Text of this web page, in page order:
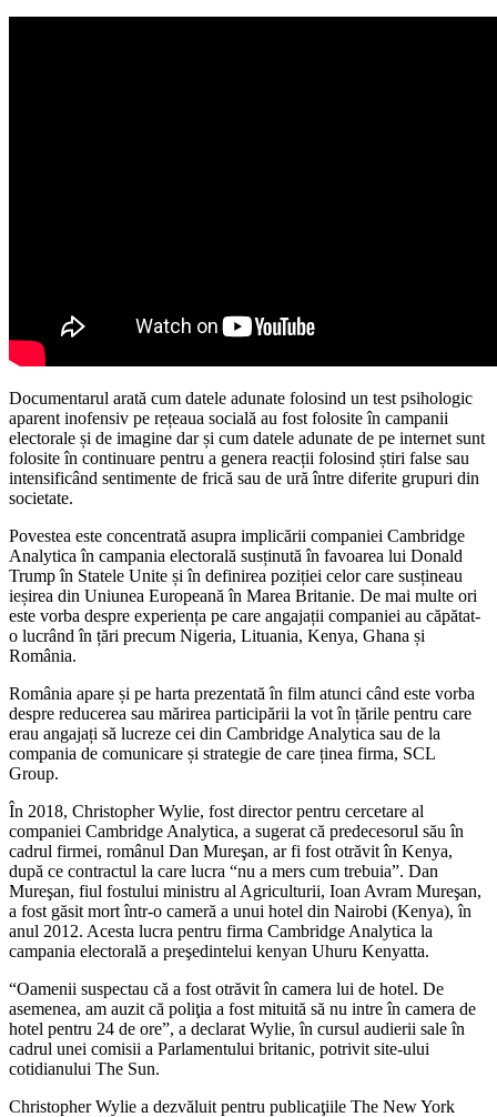
Documentarul arată cum datele adunate folosind un test psihologic
aparent inofensiv pe rețeaua socială au fost folosite în campanii
electorale și de imagine dar și cum datele adunate de pe internet sunt
folosite în continuare pentru a genera reacții folosind știri false sau
intensificând sentimente de frică sau de ură între diferite grupuri din
societate.
Povestea este concentrată asupra implicării companiei Cambridge
Analytica în campania electorală susținută în favoarea lui Donald
Trump în Statele Unite și în definirea poziției celor care susțineau
ieșirea din Uniunea Europeană în Marea Britanie. De mai multe ori
este vorba despre experiența pe care angajații companiei au căpătat-
o lucrând în țări precum Nigeria, Lituania, Kenya, Ghana și
România.
România apare și pe harta prezentată în film atunci când este vorba
despre reducerea sau mărirea participării la vot în țările pentru care
erau angajați să lucreze cei din Cambridge Analytica sau de la
compania de comunicare și strategie de care ținea firma, SCL
Group.
În 2018, Christopher Wylie, fost director pentru cercetare al
companiei Cambridge Analytica, a sugerat că predecesorul său în
cadrul firmei, românul Dan Mureşan, ar fi fost otrăvit în Kenya,
după ce contractul la care lucra “nu a mers cum trebuia”. Dan
Mureşan, fiul fostului ministru al Agriculturii, Ioan Avram Mureşan,
a fost găsit mort într-o cameră a unui hotel din Nairobi (Kenya), în
anul 2012. Acesta lucra pentru firma Cambridge Analytica la
campania electorală a preşedintelui kenyan Uhuru Kenyatta.
“Oamenii suspectau că a fost otrăvit în camera lui de hotel. De
asemenea, am auzit că poliţia a fost mituită să nu intre în camera de
hotel pentru 24 de ore”, a declarat Wylie, în cursul audierii sale în
cadrul unei comisii a Parlamentului britanic, potrivit site-ului
cotidianului The Sun.
Christopher Wylie a dezvăluit pentru publicaţiile The New York